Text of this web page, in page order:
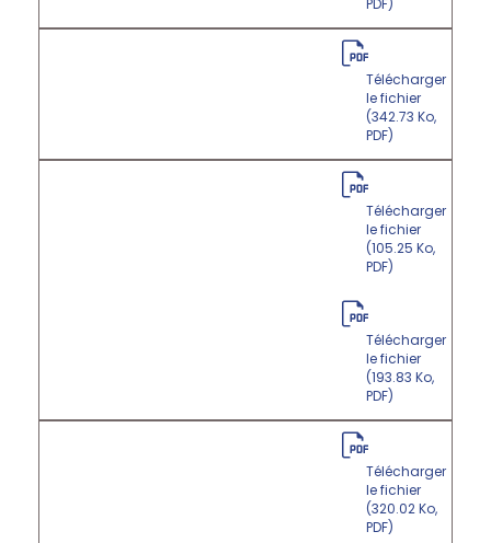
PDF)
Télécharger
le fichier
(342.73 Ko,
PDF)
Télécharger
le fichier
(105.25 Ko,
PDF)
Télécharger
le fichier
(193.83 Ko,
PDF)
Télécharger
le fichier
(320.02 Ko,
PDF)